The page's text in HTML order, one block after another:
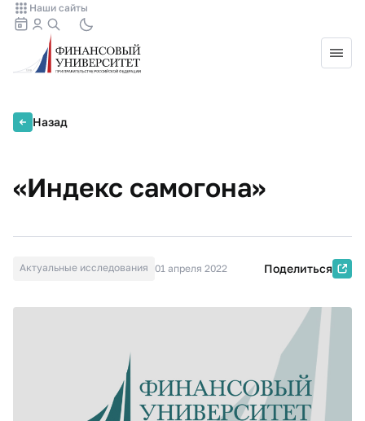
Наши сайты
Назад
«Индекс самогона»
Актуальные исследования 01 апреля 2022 Поделиться